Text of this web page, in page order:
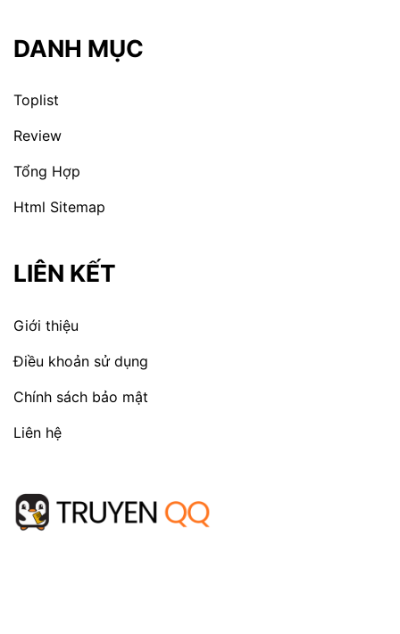
DANH MỤC
Toplist
Review
Tổng Hợp
Html Sitemap
LIÊN KẾT
Giới thiệu
Điều khoản sử dụng
Chính sách bảo mật
Liên hệ